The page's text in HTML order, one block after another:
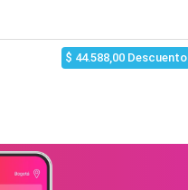
$ 44.588,00 Descuento